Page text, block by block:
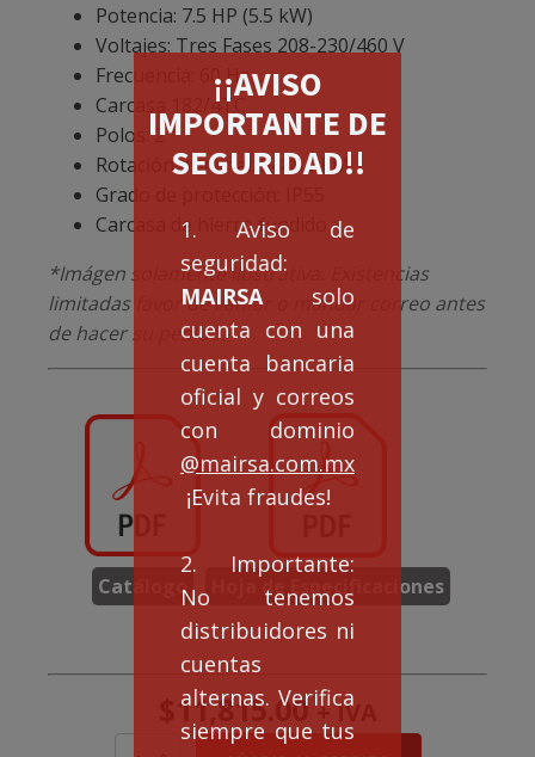
¡¡AVISO
IMPORTANTE DE
SEGURIDAD!!
1. Aviso de
seguridad:
MAIRSAsolo
cuenta con una
cuenta bancaria
oficial y correos
con dominio
@mairsa.com.mx
¡Evita fraudes!
2. Importante:
No tenemos
distribuidores ni
cuentas
alternas. Verifica
siempre que tus
Potencia: 7.5 HP (5.5 kW)
Voltajes: Tres Fases 208-230/460 V
Frecuencia: 60 Hz
Carcasa 182/4TC
Polos: 2
Rotación nominal: 3485 RPM
Grado de protección: IP55
Carcasa de hierro fundido
*Imágen solamente ilustrativa. Existencias
limitadas favor de llamar o mandar correo antes
de hacer su pedido.
Catálogo Hoja de Especificaciones
11,815.00 + IVA